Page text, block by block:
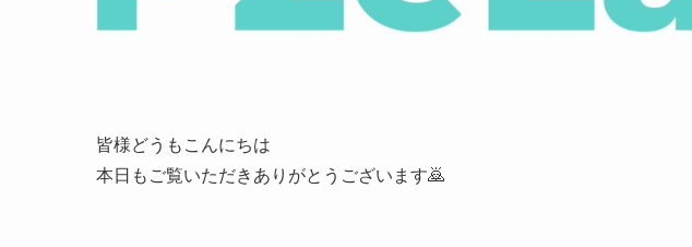
皆様どうもこんにちは
本日もご覧いただきありがとうございます🙇